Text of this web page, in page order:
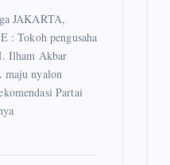
JAKARTA,
: Tokoh pengusaha
Ilham Akbar
nyalon
Partai